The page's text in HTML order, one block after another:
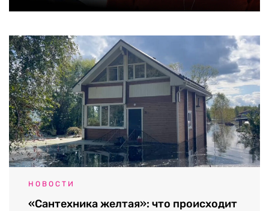
НОВОСТИ
«Сантехника желтая»: что происходит